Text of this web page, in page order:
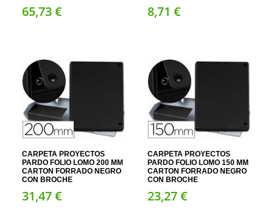
65,73€ 8,71 €
CARPETA PROYECTOS
PARDO FOLIO LOMO 200 MM
CARTON FORRADO NEGRO
CON BROCHE
31,47€
CARPETA PROYECTOS
PARDO FOLIO LOMO 150 MM
CARTON FORRADO NEGRO
CON BROCHE
23,27€